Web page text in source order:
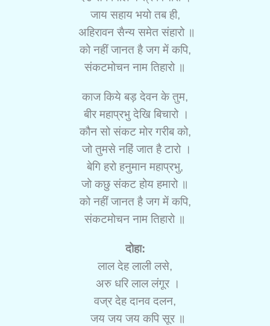
जाय सहाय भयो तब ही,
अहिरावन सैन्य समेत संहारो ॥
को नहीं जानत है जग में कपि,
संकटमोचन नाम तिहारो ॥
काज किये बड़ देवन के तुम,
बीर महाप्रभु देखि बिचारो ।
कौन सो संकट मोर गरीब को,
जो तुमसे नहिं जात है टारो ।
बेगि हरो हनुमान महाप्रभु,
जो कछु संकट होय हमारो ॥
को नहीं जानत है जग में कपि,
संकटमोचन नाम तिहारो ॥
दोहा:
लाल देह लाली लसे,
अरु धरि लाल लंगूर ।
वज्र देह दानव दलन,
जय जय जय कपि सूर ॥